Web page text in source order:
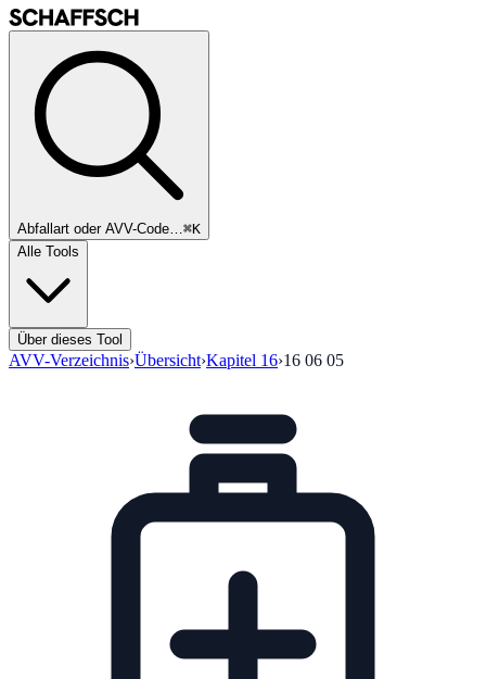
Abfallart oder AVV-Code…⌘K
Alle Tools
Über dieses Tool
AVV-Verzeichnis›Übersicht›Kapitel 16›16 06 05